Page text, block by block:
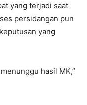
yang terjadi saat
persidangan pun
yang
hasil MK,”